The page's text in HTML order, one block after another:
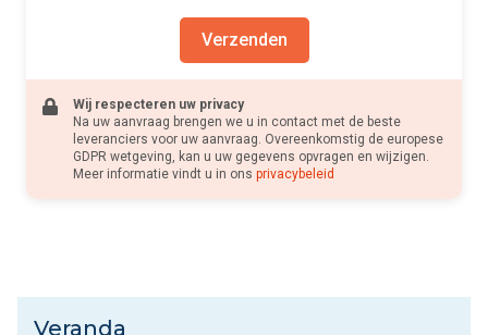
Verzenden
Wij respecteren uw privacy
Na uw aanvraag brengen we u in contact met de beste
leveranciers voor uw aanvraag. Overeenkomstig de europese
GDPR wetgeving, kan u uw gegevens opvragen en wijzigen.
Meer informatie vindt u in ons privacybeleid
Veranda